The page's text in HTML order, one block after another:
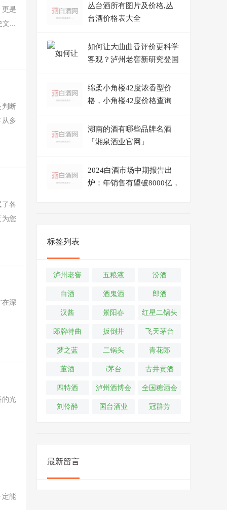
是
文...
判断
多
各
您
深
的光
定能
丛台酒所有图片及价格,丛
台酒价格表大全
如何让大曲曲香评价更科学
客观？泸州老窖新研究登国
绵柔小角楼42度浓香型价
格，小角楼42度价格查询
湖南的酒有哪些品牌名酒
「湘泉酒业官网」
2024白酒市场中期报告出
炉：年销售有望破8000亿，
标签列表
泸州老窖 五粮液 汾酒
白酒 酒鬼酒 郎酒
汉酱 景阳春 红星二锅头
郎牌特曲 扳倒井 飞天茅台
梦之蓝 二锅头 青花郎
董酒 i茅台 古井贡酒
四特酒 泸州酒博会 全国糖酒会
刘伶醉 国台酒业 冠群芳
最新留言